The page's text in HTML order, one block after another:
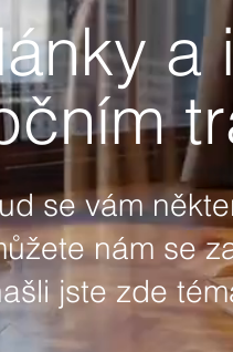
a
se vám
nám se
jste zde